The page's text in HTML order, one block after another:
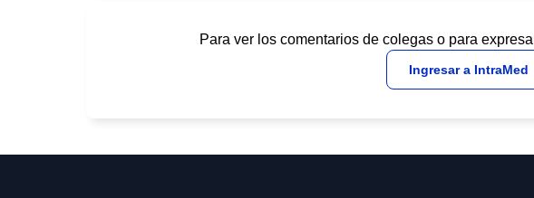
Para ver los comentarios de colegas o para
Ingresar a IntraMed